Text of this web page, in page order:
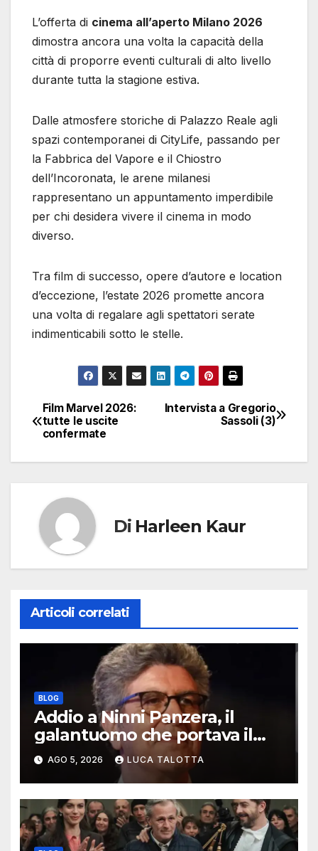
L’offerta di cinema all’aperto Milano 2026
dimostra ancora una volta la capacità della
città di proporre eventi culturali di alto livello
durante tutta la stagione estiva.
Dalle atmosfere storiche di Palazzo Reale agli
spazi contemporanei di CityLife, passando per
la Fabbrica del Vapore e il Chiostro
dell’Incoronata, le arene milanesi
rappresentano un appuntamento imperdibile
per chi desidera vivere il cinema in modo
diverso.
Tra film di successo, opere d’autore e location
d’eccezione, l’estate 2026 promette ancora
una volta di regalare agli spettatori serate
indimenticabili sotto le stelle.
Navigazione
articoli
Intervista a Gregorio
Sassoli (3)
Film Marvel 2026:
tutte le uscite
confermate
Di Harleen Kaur
Articoli correlati
BLOG
Addio a Ninni Panzera, il
galantuomo che portava il
cinema dove non c’era
AGO 5, 2026 LUCA TALOTTA